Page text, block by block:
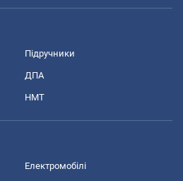
Підручники
ДПА
НМТ
Електромобілі